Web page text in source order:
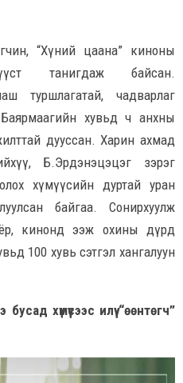
“Хүний цаана” киноны
танигдаж байсан.
туршлагатай, чадварлаг
хувьд ч анхны
дууссан. Харин ахмад
Б.Эрдэнэцэцэг зэрэг
хүмүүсийн дуртай уран
байгаа. Сонирхуулж
кинонд ээж охины дүрд
100 хувь сэтгэл хангалуун
хүмүүсээс илүү “өөнтөгч”